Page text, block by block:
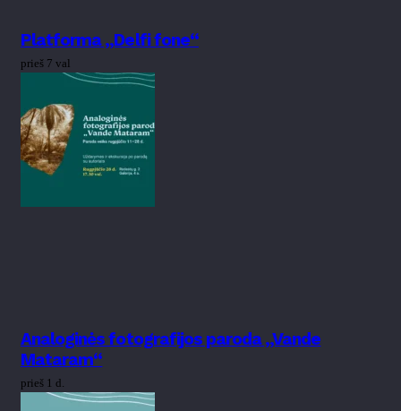
Platforma „Delfi fone“
prieš 7 val
Analoginės fotografijos paroda „Vande
Mataram“
prieš 1 d.